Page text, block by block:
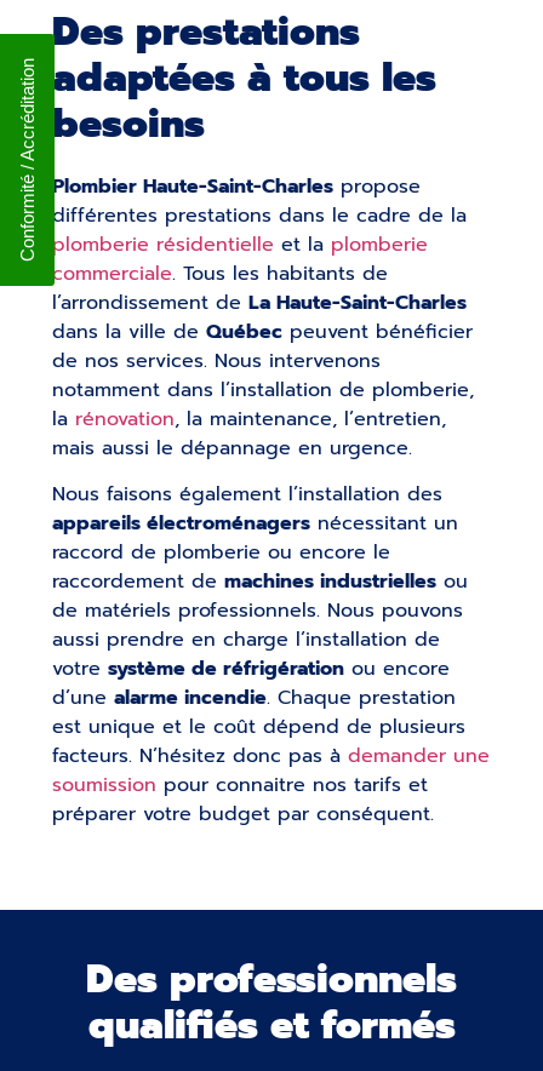
Des prestations
adaptées à tous les
besoins
Plombier Haute-Saint-Charles propose
différentes prestations dans le cadre de la
plomberie résidentielle et la plomberie
commerciale. Tous les habitants de
l’arrondissement deLa Haute-Saint-Charles
dans la ville deQuébec peuvent bénéficier
de nos services. Nous intervenons
notamment dans l’installation de plomberie,
la rénovation, la maintenance, l’entretien,
mais aussi le dépannage en urgence.
Nous faisons également l’installation des
appareils électroménagers nécessitant un
raccord de plomberie ou encore le
raccordement demachines industrielles ou
de matériels professionnels. Nous pouvons
aussi prendre en charge l’installation de
votresystème de réfrigération ou encore
d’unealarme incendie. Chaque prestation
est unique et le coût dépend de plusieurs
facteurs. N’hésitez donc pas àdemander une
soumission pour connaitre nos tarifs et
préparer votre budget par conséquent.
Des professionnels
qualifiés et formés
Conformité / Accréditation